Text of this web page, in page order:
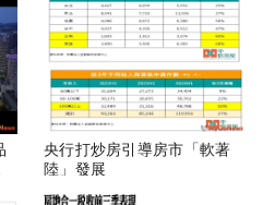
央行打炒房引導房市「軟著
陸」發展